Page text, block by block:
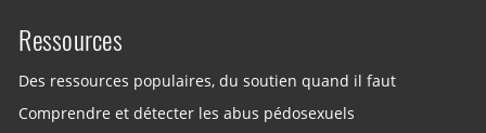
Ressources
Des ressources populaires, du soutien quand il faut
Comprendre et détecter les abus pédosexuels